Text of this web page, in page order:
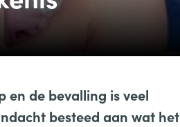
en de bevalling is veel
besteed aan wat het